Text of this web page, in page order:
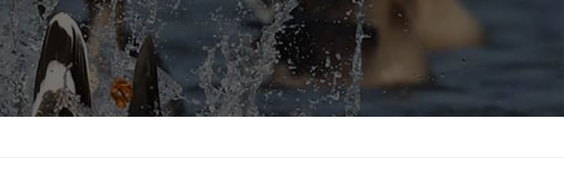
Terje Kolaas, Norvégia
Lóki Csaba,
Potyó Imre,